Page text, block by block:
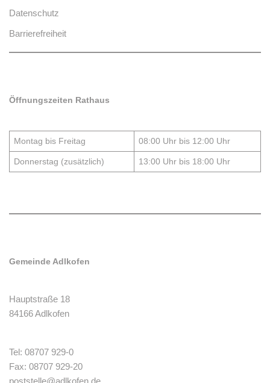
Datenschutz
Barrierefreiheit
Öffnungszeiten Rathaus
Montag bis Freitag 08:00 Uhr bis 12:00 Uhr
Donnerstag (zusätzlich) 13:00 Uhr bis 18:00 Uhr
Gemeinde Adlkofen
Hauptstraße 18
84166 Adlkofen
Tel: 08707 929-0
Fax: 08707 929-20
poststelle@adlkofen.de